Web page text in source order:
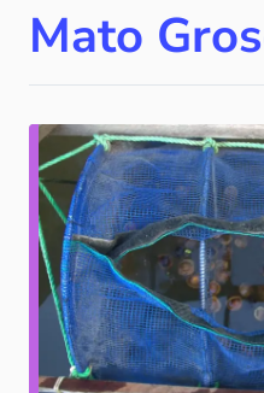
Mato